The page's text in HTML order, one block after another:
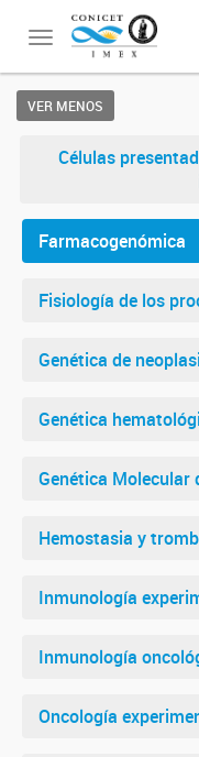
Toggle
navigation
VER MENOS
Células
Farmacogenómica
Fisiología de los
Genética de
Genética
Genética Molecular
Hemostasia y
Inmunología
Inmunología
Oncología